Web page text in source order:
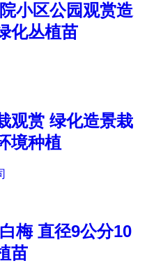
小区公园观赏造
化丛植苗
观赏 绿化造景栽
境种植
梅 直径9公分10
苗